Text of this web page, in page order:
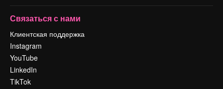
Связаться с нами
Клиентская поддержка
Instagram
YouTube
LinkedIn
TikTok